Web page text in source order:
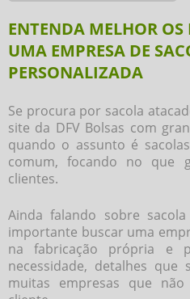
ENTENDA MELHOR OS
UMA EMPRESA DE
PERSONALIZADA
Se procura por sacola
site da DFV Bolsas com
quando o assunto é
comum, focando no que
clientes.
Ainda falando sobre
importante buscar uma
na fabricação própria e
necessidade, detalhes
muitas empresas que